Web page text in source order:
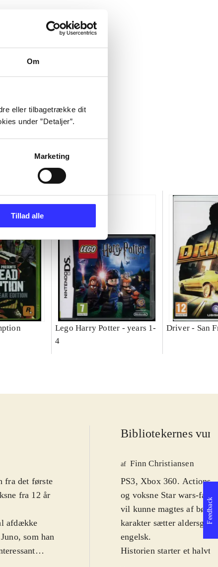
Om
eller tilbagetrække dit
under ”Detaljer”.
Marketing
Tillad alle
Lego Harry Potter - years 1-
4
Driver - San
fra det første
fra 12 år
afdække
som han
Bibliotekernes
af Finn Christiansen
PS3, Xbox 360.
og voksne Star wars-
vil kunne magtes af børn
karakter sætter
engelsk.
Historien starter et halvt
Feedback